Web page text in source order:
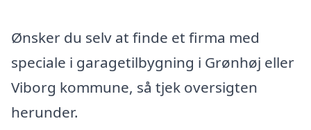
Ønsker du selv at finde et firma med
speciale i garagetilbygning i Grønhøj eller
Viborg kommune, så tjek oversigten
herunder.